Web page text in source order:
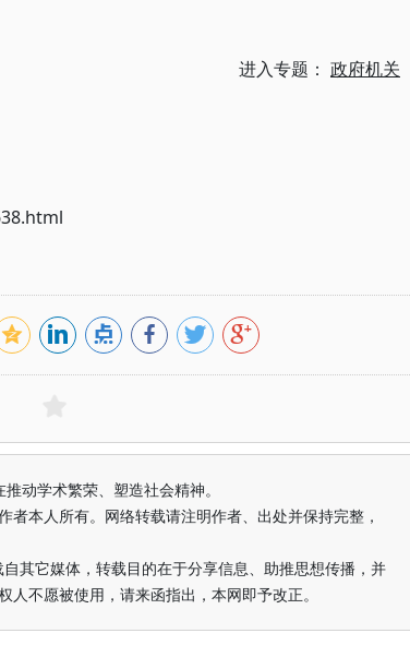
进入专题： 政府机关
动学术繁荣、塑造社会精神。
本人所有。网络转载请注明作者、出处并保持完整，
其它媒体，转载目的在于分享信息、助推思想传播，并
不愿被使用，请来函指出，本网即予改正。